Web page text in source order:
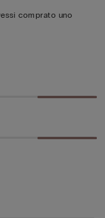
comprato uno